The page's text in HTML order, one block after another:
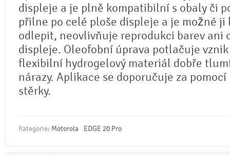
displeje a je plně kompatibilní s obaly či
přilne po celé ploše displeje a je možné ji
odlepit, neovlivňuje reprodukci barev ani
displeje. Oleofobní úprava potlačuje
flexibilní hydrogelový materiál dobře
nárazy. Aplikace se doporučuje za
stěrky.
Kategorie: Motorola EDGE 20 Pro